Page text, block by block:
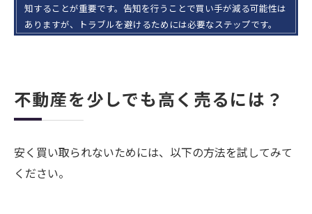
知することが重要です。告知を行うことで買い手が減る可能性は
ありますが、トラブルを避けるためには必要なステップです。
不動産を少しでも高く売るには？
安く買い取られないためには、以下の方法を試してみて
ください。